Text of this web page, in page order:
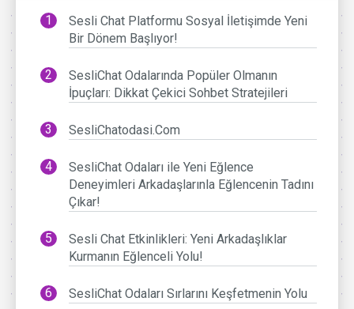
Sesli Chat Platformu Sosyal İletişimde Yeni
Bir Dönem Başlıyor!
SesliChat Odalarında Popüler Olmanın
İpuçları: Dikkat Çekici Sohbet Stratejileri
SesliChatodasi.Com
SesliChat Odaları ile Yeni Eğlence
Deneyimleri Arkadaşlarınla Eğlencenin Tadını
Çıkar!
Sesli Chat Etkinlikleri: Yeni Arkadaşlıklar
Kurmanın Eğlenceli Yolu!
SesliChat Odaları Sırlarını Keşfetmenin Yolu